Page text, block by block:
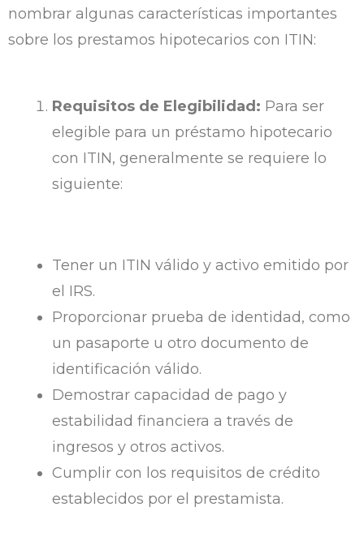
nombrar algunas características importantes
sobre los prestamos hipotecarios con ITIN:
Requisitos de Elegibilidad: Para ser
elegible para un préstamo hipotecario
con ITIN, generalmente se requiere lo
siguiente:
Tener un ITIN válido y activo emitido por
el IRS.
Proporcionar prueba de identidad, como
un pasaporte u otro documento de
identificación válido.
Demostrar capacidad de pago y
estabilidad financiera a través de
ingresos y otros activos.
Cumplir con los requisitos de crédito
establecidos por el prestamista.